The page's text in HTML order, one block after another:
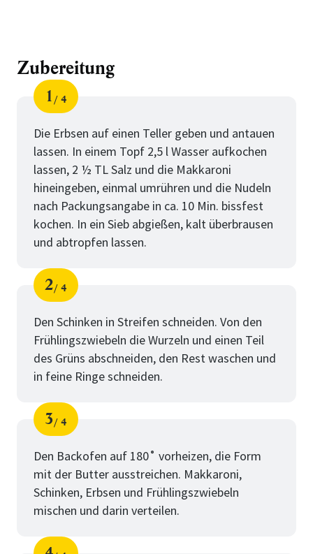
Zubereitung
Schritt
1
von
4
Die Erbsen auf einen Teller geben und antauen
lassen. In einem Topf 2,5 l Wasser aufkochen
lassen, 2 ½ TL Salz und die Makkaroni
hineingeben, einmal umrühren und die Nudeln
nach Packungsangabe in ca. 10 Min. bissfest
kochen. In ein Sieb abgießen, kalt überbrausen
und abtropfen lassen.
Schritt
2
von
4
Den Schinken in Streifen schneiden. Von den
Frühlingszwiebeln die Wurzeln und einen Teil
des Grüns abschneiden, den Rest waschen und
in feine Ringe schneiden.
Schritt
3
von
4
Den Backofen auf 180˚ vorheizen, die Form
mit der Butter ausstreichen. Makkaroni,
Schinken, Erbsen und Frühlingszwiebeln
mischen und darin verteilen.